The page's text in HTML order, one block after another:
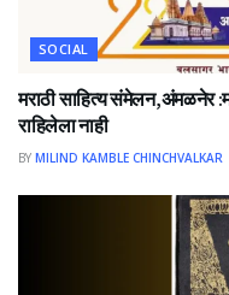
SOCIAL
मराठी साहित्य संमेलन,अंमळनेर
राहिलेला नाही
BY MILIND KAMBLE CHINCHVALKAR